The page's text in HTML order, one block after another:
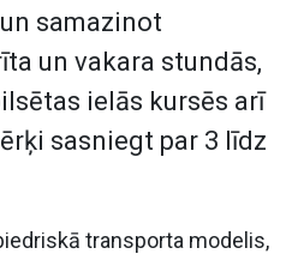
samazinot
un vakara stundās,
ielās kursēs arī
sasniegt par 3 līdz
transporta modelis,